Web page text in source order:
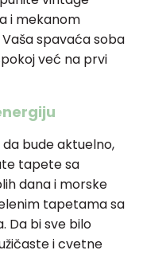
i mekanom
spavaća soba
već na prvi
bude aktuelno,
tapete sa
dana i morske
tapetama sa
Da bi sve bilo
i cvetne